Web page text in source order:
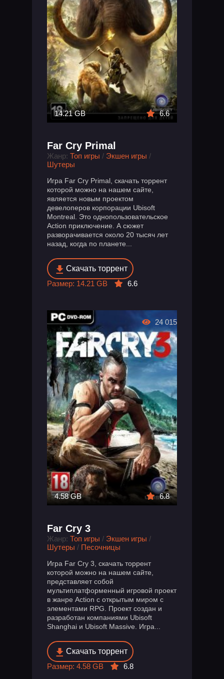
14.21 GB 6.6
Far Cry Primal
Жанр: Топ игры / Экшен игры /
Шутеры
Игра Far Cry Primal, скачать торрент
которой можно на нашем сайте,
является новым проектом
девелоперов корпорации Ubisoft
Montreal. Это однопользовательское
Action приключение. А сюжет
разворачивается около 20 тысяч лет
назад, когда по планете...
Скачать торрент
Размер: 14.21 GB
6.6
4.58 GB 6.8
Far Cry 3
Жанр: Топ игры / Экшен игры /
Шутеры / Песочницы
Игра Far Cry 3, скачать торрент
которой можно на нашем сайте,
представляет собой
мультиплатформенный игровой проект
в жанре Action с открытым миром с
элементами RPG. Проект создан и
разработан компаниями Ubisoft
Shanghai и Ubisoft Massive. Игра...
Скачать торрент
Размер: 4.58 GB
6.8
24 015